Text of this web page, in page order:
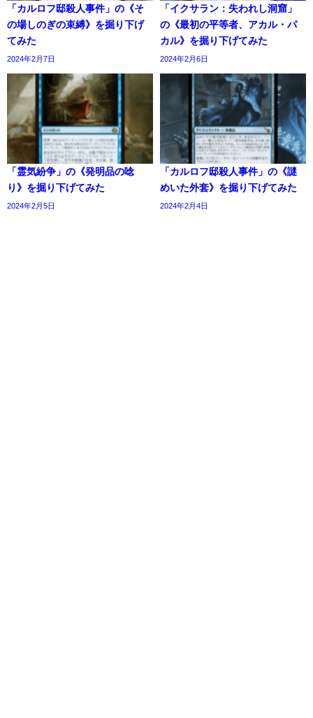
「カルロフ邸殺人事件」の《そ
の場しのぎの束縛》を掘り下げ
てみた
2024年2月7日
「イクサラン：失われし洞窟」
の《最初の平等者、アカル・パ
カル》を掘り下げてみた
2024年2月6日
「霊気紛争」の《発明品の唸
り》を掘り下げてみた
2024年2月5日
「カルロフ邸殺人事件」の《謎
めいた外套》を掘り下げてみた
2024年2月4日